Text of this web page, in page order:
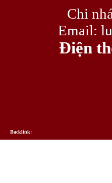
Chi
Email:
Điện
Backlink: